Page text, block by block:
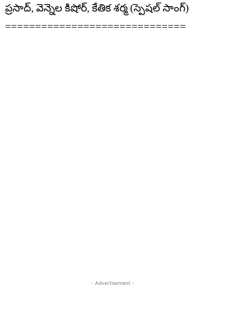
ప్రసాద్, వెన్నెల కిషోర్, కేతిక శర్మ (స్పెషల్ సాంగ్)
==============================
- Advertisement -